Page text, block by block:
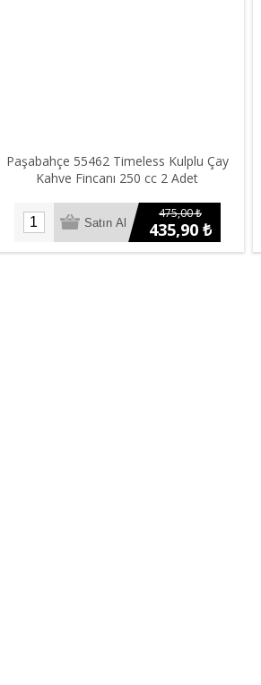
Paşabahçe 55462 Timeless Kulplu Çay
Kahve Fincanı 250 cc 2 Adet
475,00 ₺
435,90 ₺